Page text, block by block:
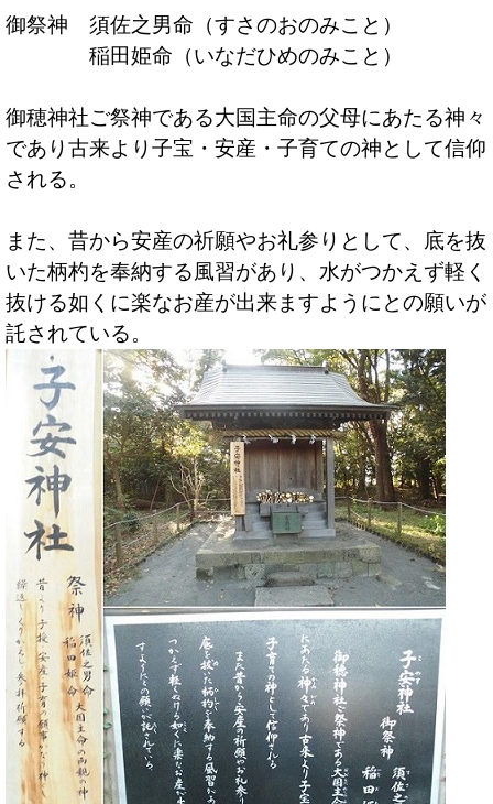
御祭神 須佐之男命（すさのおのみこと）
稲田姫命（いなだひめのみこと）
御穂神社ご祭神である大国主命の父母にあたる神々
であり古来より子宝・安産・子育ての神として信仰
される。
また、昔から安産の祈願やお礼参りとして、底を抜
いた柄杓を奉納する風習があり、水がつかえず軽く
抜ける如くに楽なお産が出来ますようにとの願いが
託されている。